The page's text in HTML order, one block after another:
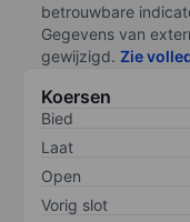
betrouwbare
Gegevens van
gewijzigd. Zie
Koersen
Bied
Laat
Open
Vorig slot